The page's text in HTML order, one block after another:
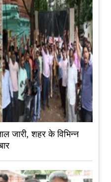
जारी, शहर के विभिन्न